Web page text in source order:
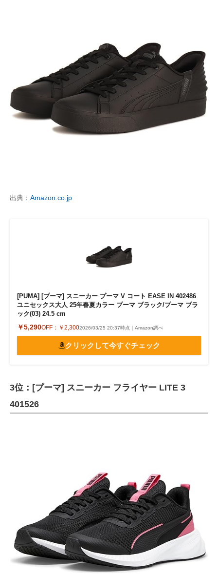
出典： Amazon.co.jp
[PUMA] [プーマ] スニーカー プーマ V コート EASE IN 402486
ユニセックス大人 25年春夏カラー プーマ ブラック/プーマ ブラ
ック(03) 24.5 cm
￥5,290OFF： ￥2,3002026/03/25 20:37時点｜Amazon調べ
クリックして今すぐチェック
3位：[プーマ] スニーカー フライヤー LITE 3
401526